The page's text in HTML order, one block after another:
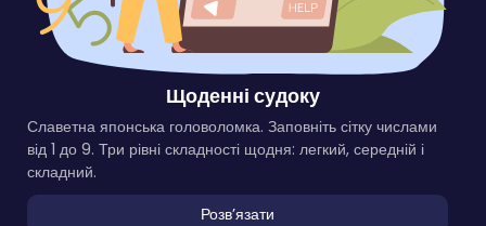
Щоденні судоку
Славетна японська головоломка. Заповніть сітку числами
від 1 до 9. Три рівні складності щодня: легкий, середній і
складний.
Розвʼязати